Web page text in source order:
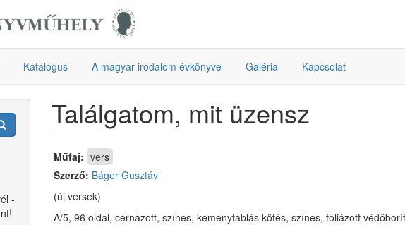
Katalógus A magyar irodalom évkönyve Galéria Kapcsolat
-
Találgatom, mit üzensz
Műfaj: vers
Szerző: Báger Gusztáv
(új versek)
A/5, 96 oldal, cérnázott, színes, keménytáblás kötés, színes, fóliázott